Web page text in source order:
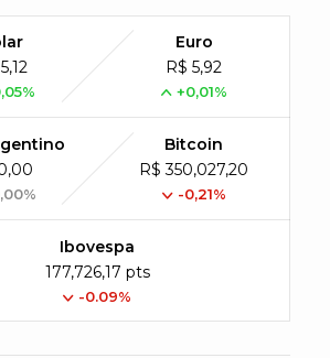
Euro
R$ 5,92
+0,01%
Bitcoin
R$ 350,027,20
-0,21%
Ibovespa
177,726,17 pts
-0.09%